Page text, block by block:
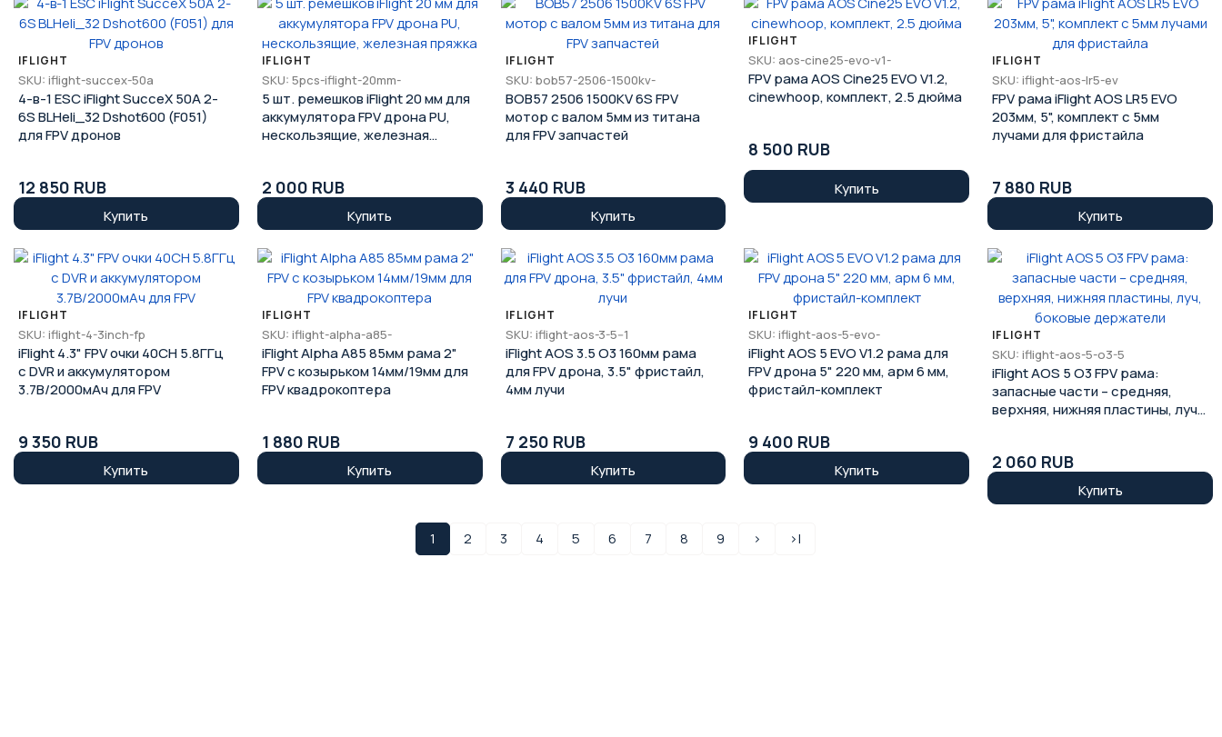
IFLIGHT
SKU: iflight-succex-50a
4-в-1 ESC iFlight SucceX 50A 2-
6S BLHeli_32 Dshot600 (F051)
для FPV дронов
12 850 RUB
Купить
IFLIGHT
SKU: 5pcs-iflight-20mm-
5 шт. ремешков iFlight 20 мм для
аккумулятора FPV дрона PU,
нескользящие, железная
2 000 RUB
Купить
IFLIGHT
SKU: bob57-2506-1500kv-
BOB57 2506 1500KV 6S FPV
мотор с валом 5мм из титана
для FPV запчастей
3 440 RUB
Купить
IFLIGHT
SKU: aos-cine25-evo-v1-
FPV рама AOS Cine25 EVO V1.2,
cinewhoop, комплект, 2.5 дюйма
8 500 RUB
Купить
IFLIGHT
SKU: iflight-aos-lr5-ev
FPV рама iFlight AOS LR5 EVO
203мм, 5", комплект с 5мм
лучами для фристайла
7 880 RUB
Купить
IFLIGHT
SKU: iflight-4-3inch-fp
iFlight 4.3" FPV очки 40CH 5.8ГГц
с DVR и аккумулятором
3.7В/2000мАч для FPV
9 350 RUB
Купить
IFLIGHT
SKU: iflight-alpha-a85-
iFlight Alpha A85 85мм рама 2"
FPV с козырьком 14мм/19мм для
FPV квадрокоптера
1 880 RUB
Купить
IFLIGHT
SKU: iflight-aos-3-5--1
iFlight AOS 3.5 O3 160мм рама
для FPV дрона, 3.5" фристайл,
4мм лучи
7 250 RUB
Купить
IFLIGHT
SKU: iflight-aos-5-evo-
iFlight AOS 5 EVO V1.2 рама для
FPV дрона 5" 220 мм, арм 6 мм,
фристайл-комплект
9 400 RUB
Купить
IFLIGHT
SKU: iflight-aos-5-o3-5
iFlight AOS 5 O3 FPV рама:
запасные части – средняя,
верхняя, нижняя пластины, луч,
2 060 RUB
Купить
1 2 3 4 5 6 7 8 9 > >|